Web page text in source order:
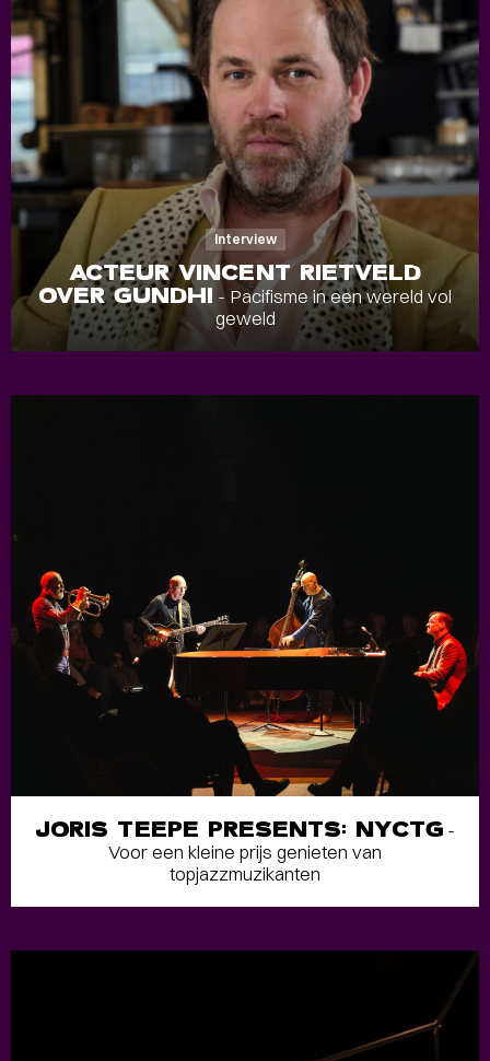
Interview
ACTEUR VINCENT RIETVELD
OVER GUNDHI - Pacifisme in een wereld vol
geweld
JORIS TEEPE PRESENTS: NYCTG-
Voor een kleine prijs genieten van
topjazzmuzikanten